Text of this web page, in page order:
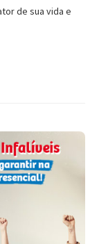
de sua vida e